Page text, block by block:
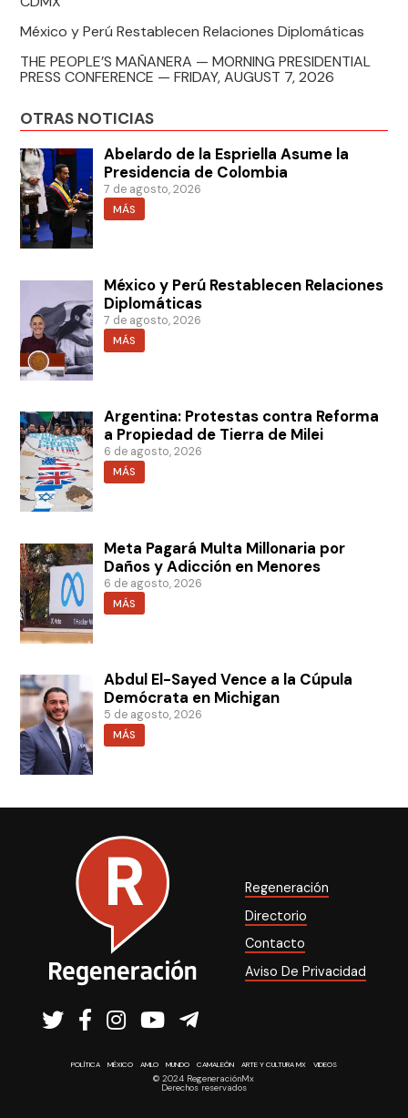
México y Perú Restablecen Relaciones Diplomáticas
THE PEOPLE’S MAÑANERA — MORNING PRESIDENTIAL
PRESS CONFERENCE — FRIDAY, AUGUST 7, 2026
OTRAS NOTICIAS
Abelardo de la Espriella Asume la
Presidencia de Colombia
7 de agosto, 2026
MÁS
México y Perú Restablecen Relaciones
Diplomáticas
7 de agosto, 2026
MÁS
Argentina: Protestas contra Reforma
a Propiedad de Tierra de Milei
6 de agosto, 2026
MÁS
Meta Pagará Multa Millonaria por
Daños y Adicción en Menores
6 de agosto, 2026
MÁS
Abdul El-Sayed Vence a la Cúpula
Demócrata en Michigan
5 de agosto, 2026
MÁS
Regeneración
Directorio
Contacto
Aviso De Privacidad
POLÍTICA MÉXICO AMLO MUNDO CAMALEÓN ARTE Y CULTURA MX VIDEOS
© 2024 RegeneraciónMx
Derechos reservados